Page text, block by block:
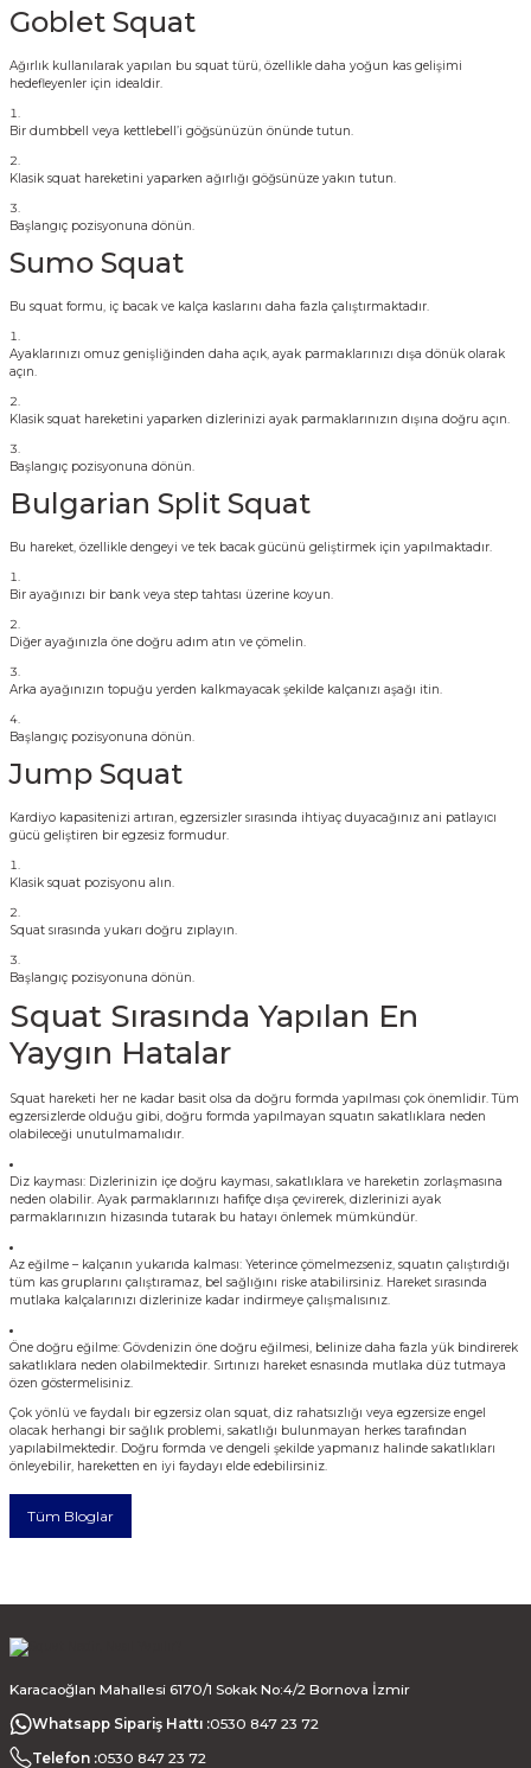
Goblet Squat
Ağırlık kullanılarak yapılan bu squat türü, özellikle daha yoğun kas gelişimi
hedefleyenler için idealdir.
Bir dumbbell veya kettlebell’i göğsünüzün önünde tutun.
Klasik squat hareketini yaparken ağırlığı göğsünüze yakın tutun.
Başlangıç pozisyonuna dönün.
Sumo Squat
Bu squat formu, iç bacak ve kalça kaslarını daha fazla çalıştırmaktadır.
Ayaklarınızı omuz genişliğinden daha açık, ayak parmaklarınızı dışa dönük olarak
açın.
Klasik squat hareketini yaparken dizlerinizi ayak parmaklarınızın dışına doğru açın.
Başlangıç pozisyonuna dönün.
Bulgarian Split Squat
Bu hareket, özellikle dengeyi ve tek bacak gücünü geliştirmek için yapılmaktadır.
Bir ayağınızı bir bank veya step tahtası üzerine koyun.
Diğer ayağınızla öne doğru adım atın ve çömelin.
Arka ayağınızın topuğu yerden kalkmayacak şekilde kalçanızı aşağı itin.
Başlangıç pozisyonuna dönün.
Jump Squat
Kardiyo kapasitenizi artıran, egzersizler sırasında ihtiyaç duyacağınız ani patlayıcı
gücü geliştiren bir egzesiz formudur.
Klasik squat pozisyonu alın.
Squat sırasında yukarı doğru zıplayın.
Başlangıç pozisyonuna dönün.
Squat Sırasında Yapılan En
Yaygın Hatalar
Squat hareketi her ne kadar basit olsa da doğru formda yapılması çok önemlidir. Tüm
egzersizlerde olduğu gibi, doğru formda yapılmayan squatın sakatlıklara neden
olabileceği unutulmamalıdır.
Diz kayması: Dizlerinizin içe doğru kayması, sakatlıklara ve hareketin zorlaşmasına
neden olabilir. Ayak parmaklarınızı hafifçe dışa çevirerek, dizlerinizi ayak
parmaklarınızın hizasında tutarak bu hatayı önlemek mümkündür.
Az eğilme – kalçanın yukarıda kalması: Yeterince çömelmezseniz, squatın çalıştırdığı
tüm kas gruplarını çalıştıramaz, bel sağlığını riske atabilirsiniz. Hareket sırasında
mutlaka kalçalarınızı dizlerinize kadar indirmeye çalışmalısınız.
Öne doğru eğilme: Gövdenizin öne doğru eğilmesi, belinize daha fazla yük bindirerek
sakatlıklara neden olabilmektedir. Sırtınızı hareket esnasında mutlaka düz tutmaya
özen göstermelisiniz.
Çok yönlü ve faydalı bir egzersiz olan squat, diz rahatsızlığı veya egzersize engel
olacak herhangi bir sağlık problemi, sakatlığı bulunmayan herkes tarafından
yapılabilmektedir. Doğru formda ve dengeli şekilde yapmanız halinde sakatlıkları
önleyebilir, hareketten en iyi faydayı elde edebilirsiniz.
Tüm Bloglar
Karacaoğlan Mahallesi 6170/1 Sokak No:4/2 Bornova İzmir
Whatsapp Sipariş Hattı :0530 847 23 72
Telefon :0530 847 23 72